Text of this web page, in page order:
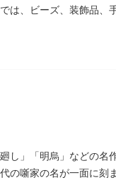
は、ビーズ、装飾品
し」「明烏」などの
の噺家の名が一面に